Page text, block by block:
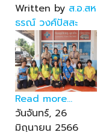
Written by ส.อ.สห
ธรณ์ วงศ์ปัสสะ
Read more...
วันจันทร์, 26
มิถุนายน 2566